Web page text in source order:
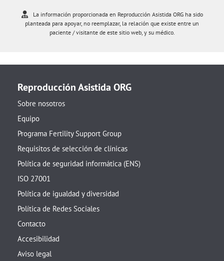
La información proporcionada en Reproducción Asistida ORG ha sido
planteada para apoyar, no reemplazar, la relación que existe entre un
paciente / visitante de este sitio web, y su médico.
Reproducción Asistida ORG
Sobre nosotros
Equipo
Programa Fertility Support Group
Requisitos de selección de clínicas
Política de seguridad informática (ENS)
ISO 27001
Política de igualdad y diversidad
Política de Redes Sociales
Contacto
Accesibilidad
Aviso legal